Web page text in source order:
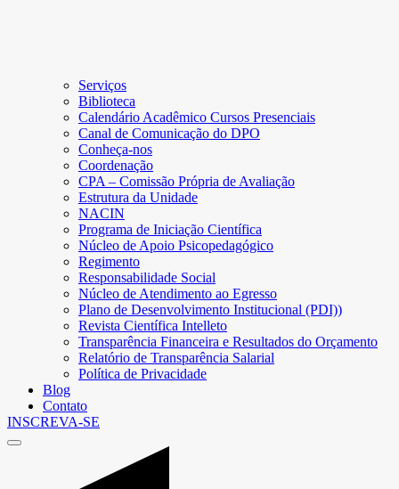
Serviços
Biblioteca
Calendário Acadêmico Cursos Presenciais
Canal de Comunicação do DPO
Conheça-nos
Coordenação
CPA – Comissão Própria de Avaliação
Estrutura da Unidade
NACIN
Programa de Iniciação Científica
Núcleo de Apoio Psicopedagógico
Regimento
Responsabilidade Social
Núcleo de Atendimento ao Egresso
Plano de Desenvolvimento Institucional (PDI))
Revista Científica Intelleto
Transparência Financeira e Resultados do Orçamento
Relatório de Transparência Salarial
Política de Privacidade
Blog
Contato
INSCREVA-SE